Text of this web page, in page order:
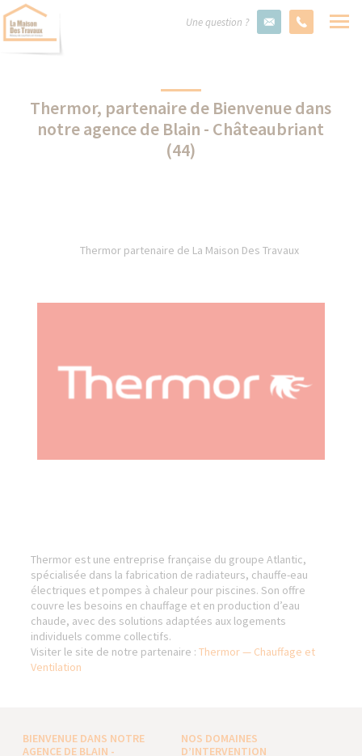
Une question ?
Thermor, partenaire de Bienvenue dans
notre agence de Blain - Châteaubriant
(44)
Thermor partenaire de La Maison Des Travaux
Thermor est une entreprise française du groupe Atlantic,
spécialisée dans la fabrication de radiateurs, chauffe-eau
électriques et pompes à chaleur pour piscines. Son offre
couvre les besoins en chauffage et en production d’eau
chaude, avec des solutions adaptées aux logements
individuels comme collectifs.
Visiter le site de notre partenaire :Thermor — Chauffage et
Ventilation
BIENVENUE DANS NOTRE
AGENCE DE BLAIN -
NOS DOMAINES
D’INTERVENTION